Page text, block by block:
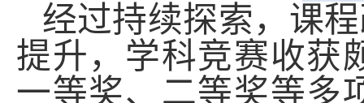
经过持续探索，课
提升 ， 学科竞赛收获
一等奖、二等奖等多